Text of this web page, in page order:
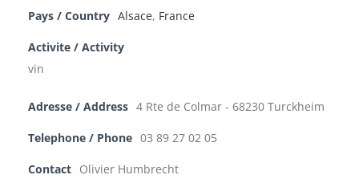
Pays / Country Alsace, France
Activite / Activity
vin
Adresse / Address 4 Rte de Colmar - 68230 Turckheim
Telephone / Phone 03 89 27 02 05
Contact Olivier Humbrecht